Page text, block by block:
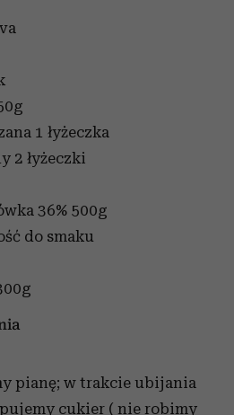
1 łyżeczka
2 łyżeczki
36% 500g
do smaku
pianę; w trakcie ubijania
cukier ( nie robimy